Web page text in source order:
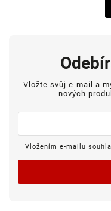
Vložte svůj e-mail a
nových
Vložením e-mailu